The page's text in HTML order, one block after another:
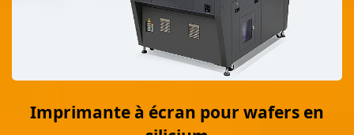
Imprimante à écran pour wafers en